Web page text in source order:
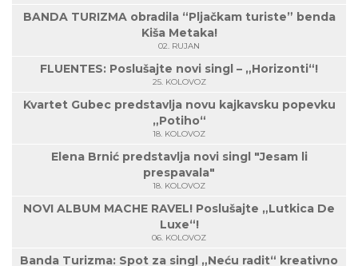
BANDA TURIZMA obradila “Pljačkam turiste” benda
Kiša Metaka!
02. RUJAN
FLUENTES: Poslušajte novi singl – „Horizonti“!
25. KOLOVOZ
Kvartet Gubec predstavlja novu kajkavsku popevku
„Potiho“
18. KOLOVOZ
Elena Brnić predstavlja novi singl "Jesam li
prespavala"
18. KOLOVOZ
NOVI ALBUM MACHE RAVEL! Poslušajte „Lutkica De
Luxe“!
06. KOLOVOZ
Banda Turizma: Spot za singl „Neću radit“ kreativno